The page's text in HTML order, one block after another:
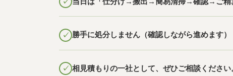
勝手に処分しません（確認しながら進めます）
相見積もりの一社として、ぜひご相談ください